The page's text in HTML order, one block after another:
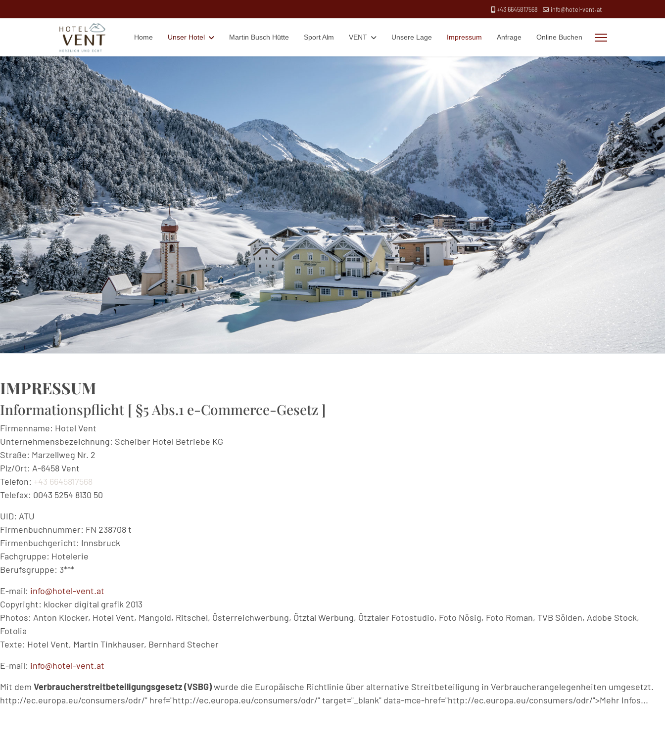
+43 6645817568 info@hotel-vent.at
Home Unser Hotel Martin Busch Hütte Sport Alm VENT Unsere Lage Impressum Anfrage Online Buchen
IMPRESSUM
Informationspflicht [ §5 Abs.1 e-Commerce-Gesetz ]
Firmenname: Hotel Vent
Unternehmensbezeichnung: Scheiber Hotel Betriebe KG
Straße: Marzellweg Nr. 2
Plz/Ort: A-6458 Vent
Telefon: +43 6645817568
Telefax: 0043 5254 8130 50
UID: ATU
Firmenbuchnummer: FN 238708 t
Firmenbuchgericht: Innsbruck
Fachgruppe: Hotelerie
Berufsgruppe: 3***
E-mail: info@hotel-vent.at
Copyright: klocker digital grafik 2013
Photos: Anton Klocker, Hotel Vent, Mangold, Ritschel, Österreichwerbung, Ötztal Werbung, Ötztaler Fotostudio, Foto Nösig, Foto Roman, TVB Sölden, Adobe Stock,
Fotolia
Texte: Hotel Vent, Martin Tinkhauser, Bernhard Stecher
E-mail: info@hotel-vent.at
Mit dem Verbraucherstreitbeteiligungsgesetz (VSBG)wurde die Europäische Richtlinie über alternative Streitbeteiligung in Verbraucherangelegenheiten umgesetzt.
http://ec.europa.eu/consumers/odr/" href="http://ec.europa.eu/consumers/odr/" target="_blank" data-mce-href="http://ec.europa.eu/consumers/odr/">Mehr Infos...